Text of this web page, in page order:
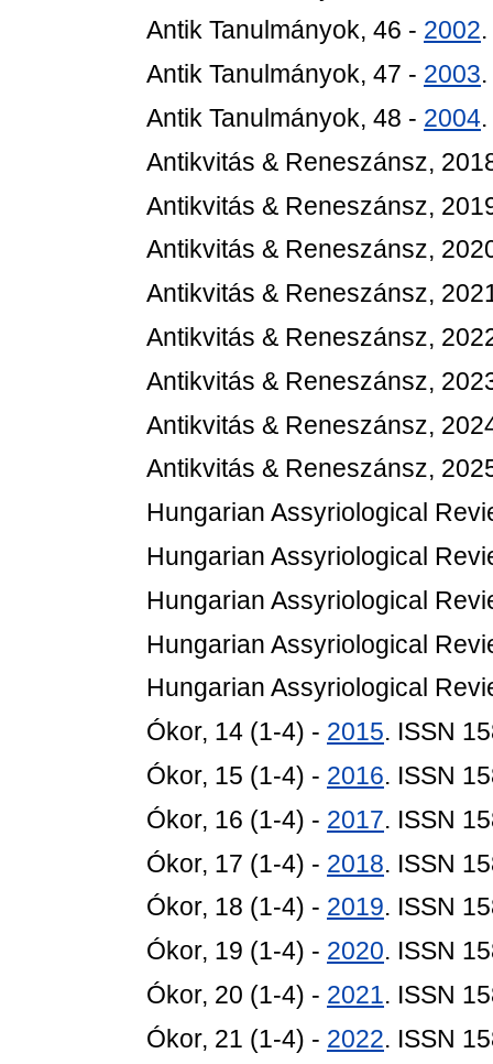
Antik Tanulmányok, 46 - 2002
Antik Tanulmányok, 47 - 2003
Antik Tanulmányok, 48 - 2004
Antikvitás & Reneszánsz,
Antikvitás & Reneszánsz,
Antikvitás & Reneszánsz,
Antikvitás & Reneszánsz,
Antikvitás & Reneszánsz,
Antikvitás & Reneszánsz,
Antikvitás & Reneszánsz,
Antikvitás & Reneszánsz,
Hungarian Assyriological
Hungarian Assyriological
Hungarian Assyriological
Hungarian Assyriological
Hungarian Assyriological
Ókor, 14 (1-4) - 2015. ISSN
Ókor, 15 (1-4) - 2016. ISSN
Ókor, 16 (1-4) - 2017. ISSN
Ókor, 17 (1-4) - 2018. ISSN
Ókor, 18 (1-4) - 2019. ISSN
Ókor, 19 (1-4) - 2020. ISSN
Ókor, 20 (1-4) - 2021. ISSN
Ókor, 21 (1-4) - 2022. ISSN